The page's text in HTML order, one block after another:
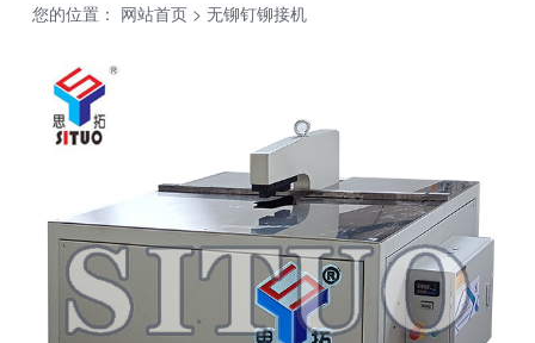
您的位置： 网站首页 > 无铆钉铆接机